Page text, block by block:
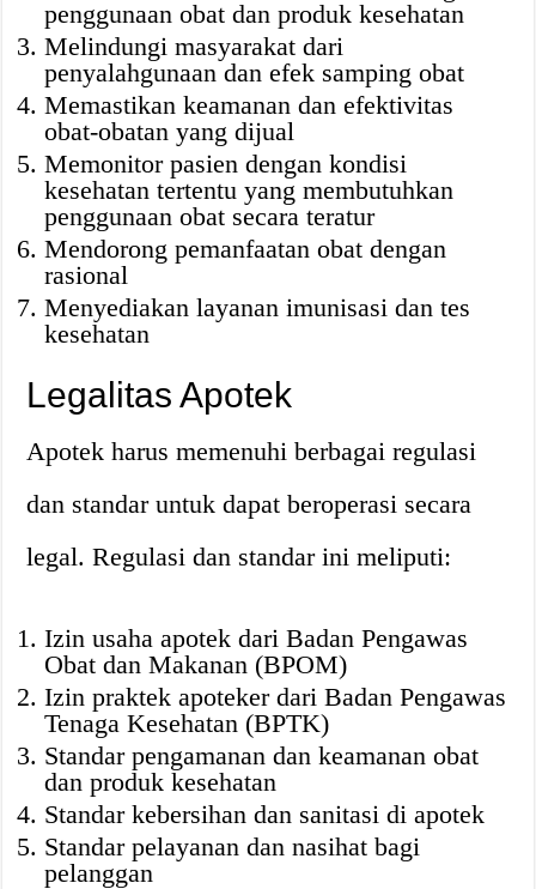
penggunaan obat dan produk kesehatan
Melindungi masyarakat dari
penyalahgunaan dan efek samping obat
Memastikan keamanan dan efektivitas
obat-obatan yang dijual
Memonitor pasien dengan kondisi
kesehatan tertentu yang membutuhkan
penggunaan obat secara teratur
Mendorong pemanfaatan obat dengan
rasional
Menyediakan layanan imunisasi dan tes
kesehatan
Legalitas Apotek
Apotek harus memenuhi berbagai regulasi
dan standar untuk dapat beroperasi secara
legal. Regulasi dan standar ini meliputi:
Izin usaha apotek dari Badan Pengawas
Obat dan Makanan (BPOM)
Izin praktek apoteker dari Badan Pengawas
Tenaga Kesehatan (BPTK)
Standar pengamanan dan keamanan obat
dan produk kesehatan
Standar kebersihan dan sanitasi di apotek
Standar pelayanan dan nasihat bagi
pelanggan